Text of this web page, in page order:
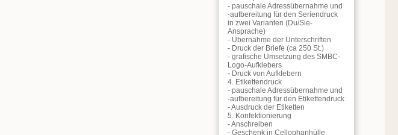
- pauschale Adressübernahme und
-aufbereitung für den Seriendruck
in zwei Varianten (Du/Sie-
Ansprache)
- Übernahme der Unterschriften
- Druck der Briefe (ca 250 St.)
- grafische Umsetzung des SMBC-
Logo-Aufklebers
- Druck von Aufklebern
4. Etikettendruck
- pauschale Adressübernahme und
-aufbereitung für den Etikettendruck
- Ausdruck der Etiketten
5. Konfektionierung
- Anschreiben
- Geschenk in Cellophanhülle